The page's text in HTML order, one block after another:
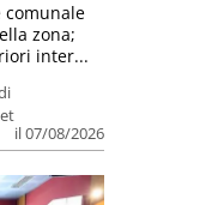
il 07/08/2026
comunale
zona;
inter...